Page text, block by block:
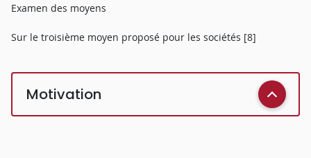
Examen des moyens
Sur le troisième moyen proposé pour les sociétés [8]
Motivation